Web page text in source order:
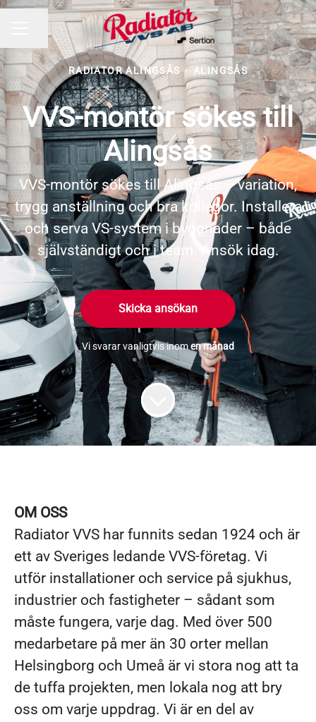
KARRIÄRMENY
Dela sidan
RADIATOR ALINGSÅS · ALINGSÅS
VVS-montör sökes till
Alingsås
VVS-montör sökes till Alingsås – variation,
trygg anställning och bra kollegor. Installera
och serva VS-system i byggnader – både
självständigt och i team. Ansök idag.
Skicka ansökan
Vi svarar vanligtvis inomen månad
OM OSS
Radiator VVS har funnits sedan 1924 och är
ett av Sveriges ledande VVS-företag. Vi
utför installationer och service på sjukhus,
industrier och fastigheter – sådant som
måste fungera, varje dag. Med över 500
medarbetare på mer än 30 orter mellan
Helsingborg och Umeå är vi stora nog att ta
de tuffa projekten, men lokala nog att bry
oss om varje uppdrag. Vi är en del av